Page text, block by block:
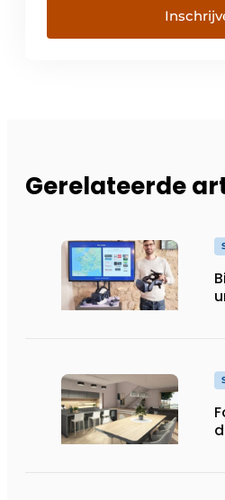
Gerelateerde